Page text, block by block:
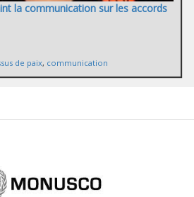
la communication sur les accords
de paix, communication